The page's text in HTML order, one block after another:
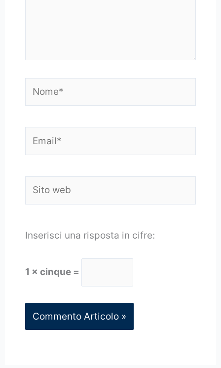
web
Inserisci una risposta in cifre:
1 × cinque =